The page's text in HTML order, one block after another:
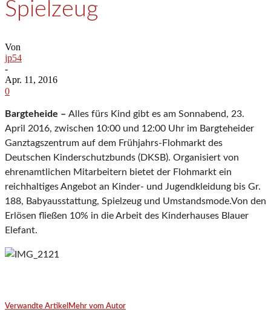
Spielzeug
Von
jp54
-
Apr. 11, 2016
0
Bargteheide – Alles fürs Kind gibt es am Sonnabend, 23.
April 2016, zwischen 10:00 und 12:00 Uhr im Bargteheider
Ganztagszentrum auf dem Frühjahrs-Flohmarkt des
Deutschen Kinderschutzbunds (DKSB). Organisiert von
ehrenamtlichen Mitarbeitern bietet der Flohmarkt ein
reichhaltiges Angebot an Kinder- und Jugendkleidung bis Gr.
188, Babyausstattung, Spielzeug und Umstandsmode.Von den
Erlösen fließen 10% in die Arbeit des Kinderhauses Blauer
Elefant.
Verwandte Artikel Mehr vom Autor